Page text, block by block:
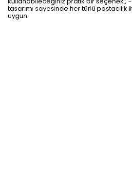
tasarımı sayesinde her türlü pastacılık
uygun.